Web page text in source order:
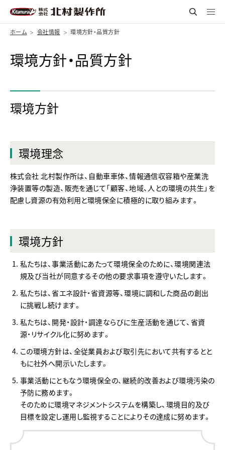
ホーム 会社情報 環境方針・品質方針
環境方針・品質方針
環境方針
環境理念
株式会社 北村製作所は、自動車車体、情報通信収容箱や産業洗
浄装置等の製造、販売を通じて「顧客、地域、人との環境の共生」を
配慮し資源の有効利用と環境保全に積極的に取り組みます。
環境方針
私たちは、事業活動にあたって環境保全のために、環境関連法
規及び当社が同意するその他の要求事項を遵守いたします。
私たちは、省エネ設計・省資源等、環境に調和した商品の創出
に挑戦し続けます。
私たちは、開発・設計・調達ならびに生産活動を通じて、省資
源・リサイクル化に努めます。
この環境方針は、全従業員および取引先において共有するとと
もに社外へ開示いたします。
事業活動にともなう環境保全の、継続的改善および環境汚染の
予防に務めます。
そのために環境マネジメントシステムを構築し、環境目的及び
目標を設定し運用し監視することによりその達成に努めます。